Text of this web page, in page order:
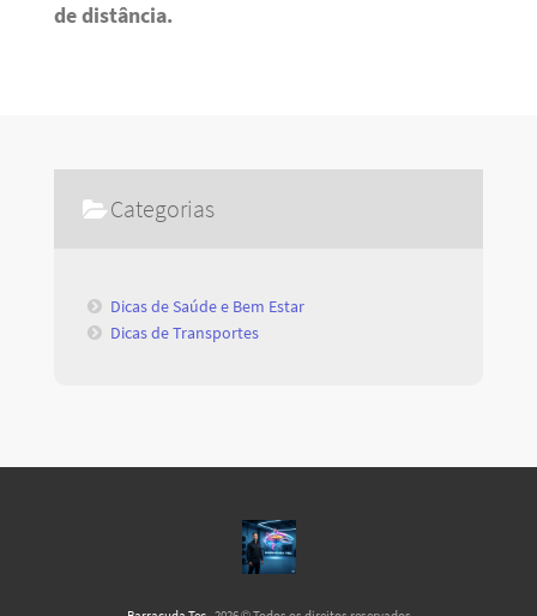
de distância.
Categorias
Dicas de Saúde e Bem Estar
Dicas de Transportes